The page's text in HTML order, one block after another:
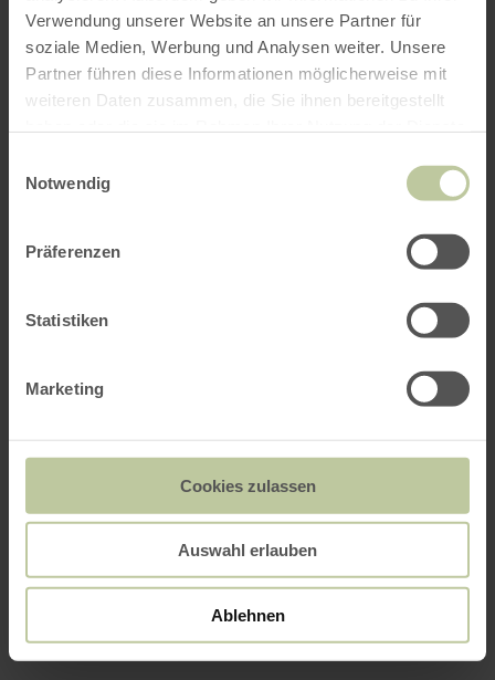
Verwendung unserer Website an unsere Partner für
soziale Medien, Werbung und Analysen weiter. Unsere
Partner führen diese Informationen möglicherweise mit
weiteren Daten zusammen, die Sie ihnen bereitgestellt
Notwendig
Präferenzen
Statistiken
Marketing
Cookies zulassen
Auswahl erlauben
Ablehnen